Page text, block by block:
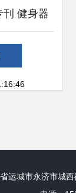
刊 健身器
实图鉴
运城市永济市城